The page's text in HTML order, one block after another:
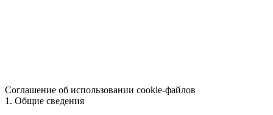
Соглашение об использовании cookie-файлов
1. Общие сведения